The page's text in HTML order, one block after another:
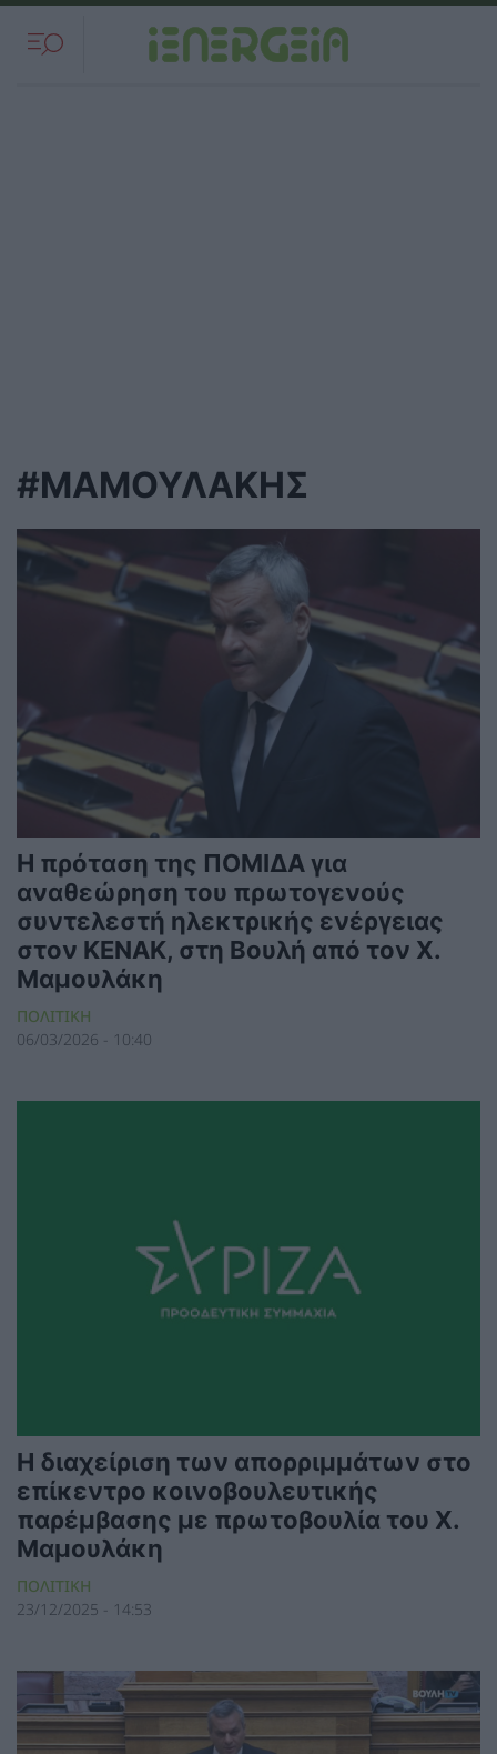
#ΜΑΜΟΥΛΑΚΗΣ
Η πρόταση της ΠΟΜΙΔΑ για
αναθεώρηση του πρωτογενούς
συντελεστή ηλεκτρικής ενέργειας
στον ΚΕΝΑΚ, στη Βουλή από τον Χ.
Μαμουλάκη
ΠΟΛΙΤΙΚΗ
06/03/2026 - 10:40
Η διαχείριση των απορριμμάτων στο
επίκεντρο κοινοβουλευτικής
παρέμβασης με πρωτοβουλία του Χ.
Μαμουλάκη
ΠΟΛΙΤΙΚΗ
23/12/2025 - 14:53